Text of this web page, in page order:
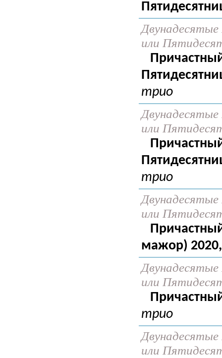
или
трио
или
трио
или
мажор) 2020,
или
трио
или